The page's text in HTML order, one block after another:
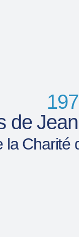
de
Charité